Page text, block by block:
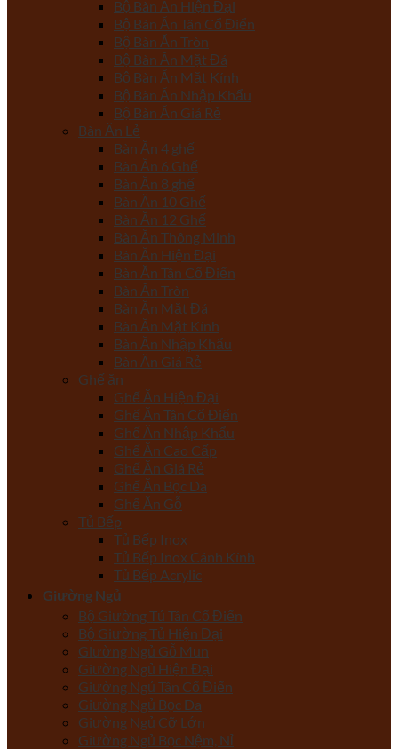
Bộ Bàn Ăn Hiện Đại
Bộ Bàn Ăn Tân Cổ Điển
Bộ Bàn Ăn Tròn
Bộ Bàn Ăn Mặt Đá
Bộ Bàn Ăn Mặt Kính
Bộ Bàn Ăn Nhập Khẩu
Bộ Bàn Ăn Giá Rẻ
Bàn Ăn Lẻ
Bàn Ăn 4 ghế
Bàn Ăn 6 Ghế
Bàn Ăn 8 ghế
Bàn Ăn 10 Ghế
Bàn Ăn 12 Ghế
Bàn Ăn Thông Minh
Bàn Ăn Hiện Đại
Bàn Ăn Tân Cổ Điển
Bàn Ăn Tròn
Bàn Ăn Mặt Đá
Bàn Ăn Mặt Kính
Bàn Ăn Nhập Khẩu
Bàn Ăn Giá Rẻ
Ghế ăn
Ghế Ăn Hiện Đại
Ghế Ăn Tân Cổ Điển
Ghế Ăn Nhập Khẩu
Ghế Ăn Cao Cấp
Ghế Ăn Giá Rẻ
Ghế Ăn Bọc Da
Ghế Ăn Gỗ
Tủ Bếp
Tủ Bếp Inox
Tủ Bếp Inox Cánh Kính
Tủ Bếp Acrylic
Giường Ngủ
Bộ Giường Tủ Tân Cổ Điển
Bộ Giường Tủ Hiện Đại
Giường Ngủ Gỗ Mun
Giường Ngủ Hiện Đại
Giường Ngủ Tân Cổ Điển
Giường Ngủ Bọc Da
Giường Ngủ Cỡ Lớn
Giường Ngủ Bọc Nệm, Nỉ